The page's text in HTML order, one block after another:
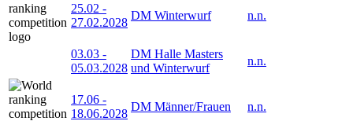
25.02 -
27.02.2028
DM Winterwurf n.n.
03.03 -
05.03.2028
DM Halle Masters
und Winterwurf
n.n.
17.06 -
18.06.2028
DM Männer/Frauen n.n.